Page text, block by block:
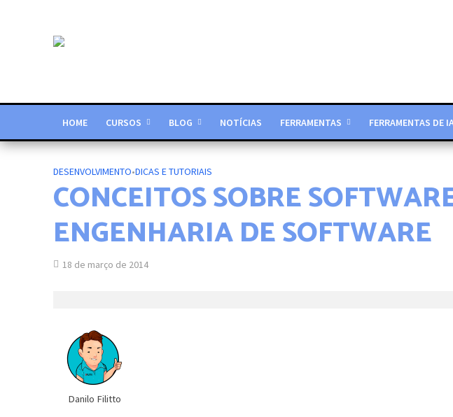
HOME CURSOS BLOG NOTÍCIAS FERRAMENTAS FERRAMENTAS DE
DESENVOLVIMENTO•DICAS E TUTORIAIS
CONCEITOS SOBRE
ENGENHARIA DE SOFTWARE
18 de março de 2014
Danilo Filitto